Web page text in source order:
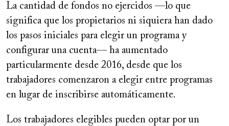
La cantidad de fondos no ejercidos —lo que
significa que los propietarios ni siquiera han dado
los pasos iniciales para elegir un programa y
configurar una cuenta— ha aumentado
particularmente desde 2016, desde que los
trabajadores comenzaron a elegir entre programas
en lugar de inscribirse automáticamente.
Los trabajadores elegibles pueden optar por un